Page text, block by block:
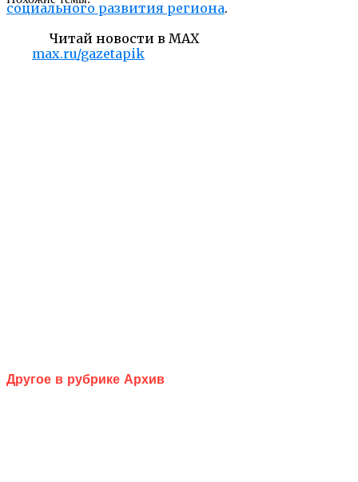
социального развития региона.
Читай новости в MAX
max.ru/gazetapik
Другое в рубрике Архив